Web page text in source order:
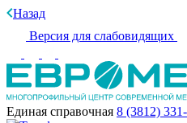
Назад
Версия для слабовидящих
Единая справочная 8 (3812)